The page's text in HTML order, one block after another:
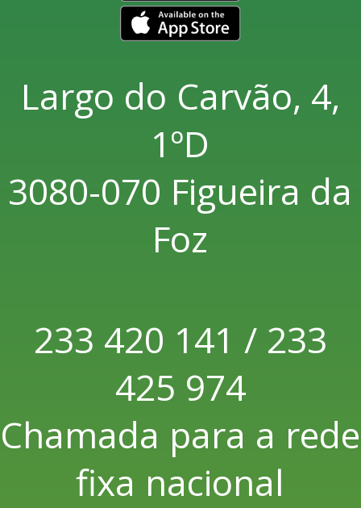
Largo do Carvão, 4,
1ºD
3080-070 Figueira da
Foz
233 420 141 / 233
425 974
Chamada para a rede
fixa nacional